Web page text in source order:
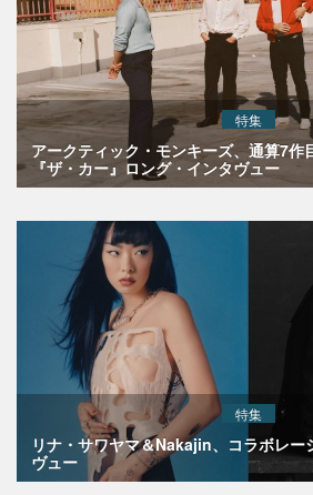
特集
アークティック・モンキーズ、通算7作
『ザ・カー』ロング・インタヴュー
特集
リナ・サワヤマ＆Nakajin、コラボレー
ヴュー